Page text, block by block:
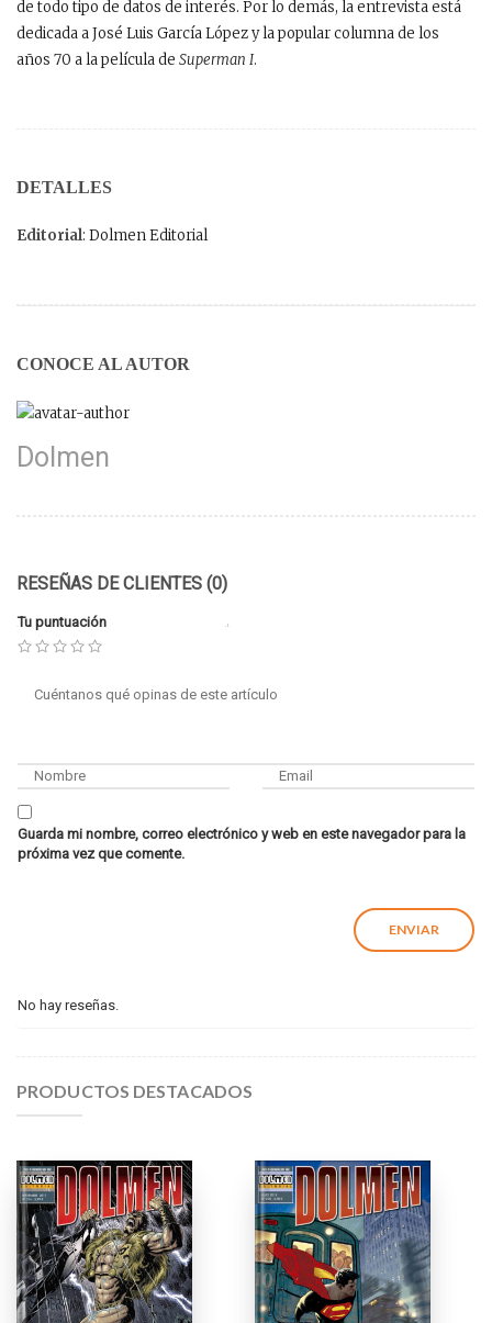
de todo tipo de datos de interés. Por lo demás, la entrevista está
dedicada a José Luis García López y la popular columna de los
años 70 a la película de Superman I.
DETALLES
Editorial: Dolmen Editorial
CONOCE AL AUTOR
Dolmen
RESEÑAS DE CLIENTES (0)
Tu puntuación
Guarda mi nombre, correo electrónico y web en este navegador para la
próxima vez que comente.
No hay reseñas.
PRODUCTOS DESTACADOS